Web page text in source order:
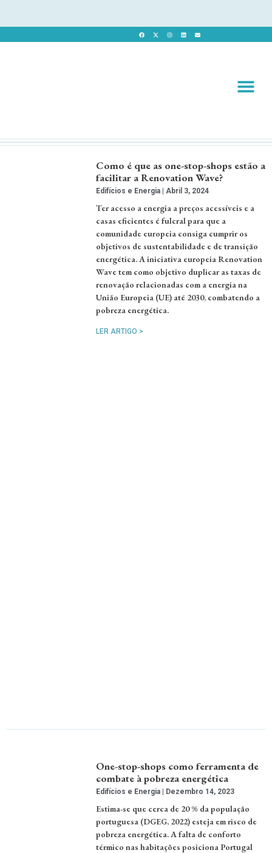
Como é que as one-stop-shops estão a
facilitar a Renovation Wave?
Edifícios e Energia Abril 3, 2024
Ter acesso a energia a preços acessíveis e a
casas eficientes é fulcral para que a
comunidade europeia consiga cumprir os
objetivos de sustentabilidade e de transição
energética. A iniciativa europeia Renovation
Wave tem como objetivo duplicar as taxas de
renovação relacionadas com a energia na
União Europeia (UE) até 2030, combatendo a
pobreza energética.
LER ARTIGO >
One-stop-shops como ferramenta de
combate à pobreza energética
Edifícios e Energia Dezembro 14, 2023
Estima-se que cerca de 20 % da população
portuguesa (DGEG, 2022) esteja em risco de
pobreza energética. A falta de conforto
térmico nas habitações posiciona Portugal